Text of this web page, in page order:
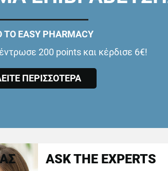
EASY PHARMACY
200 points και κέρδισε 6€!
ΠΕΡΙΣΣΟΤΕΡΑ
ASK THE EXPERTS